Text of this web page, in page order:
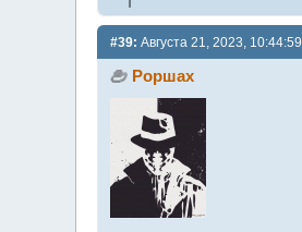
#39: Августа 21, 2023, 10:44:59
Роршах